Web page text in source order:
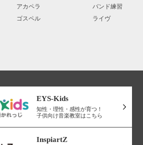
アカペラ
ゴスペル
バンド練習
ライヴ
EYS-Kids
知性・理性・感性が育つ！
子供向け音楽教室はこちら
InspiartZ